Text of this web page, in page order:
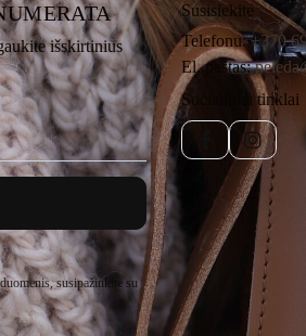
išskirtinius
susipažinkite su
Susisiekite
Telefonu:+370
El. paštas:
Socialiniai tinklai
Facebook